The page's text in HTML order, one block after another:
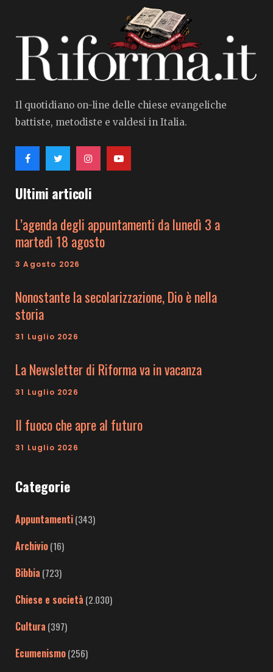
Il quotidiano on-line delle chiese evangeliche
battiste, metodiste e valdesi in Italia.
Ultimi articoli
L’agenda degli appuntamenti da lunedì 3 a
martedì 18 agosto
3 Agosto 2026
Nonostante la secolarizzazione, Dio è nella
storia
31 Luglio 2026
La Newsletter di Riforma va in vacanza
31 Luglio 2026
Il fuoco che apre al futuro
31 Luglio 2026
Categorie
Appuntamenti(343)
Archivio(16)
Bibbia (723)
Chiese e società (2.030)
Cultura (397)
Ecumenismo(256)